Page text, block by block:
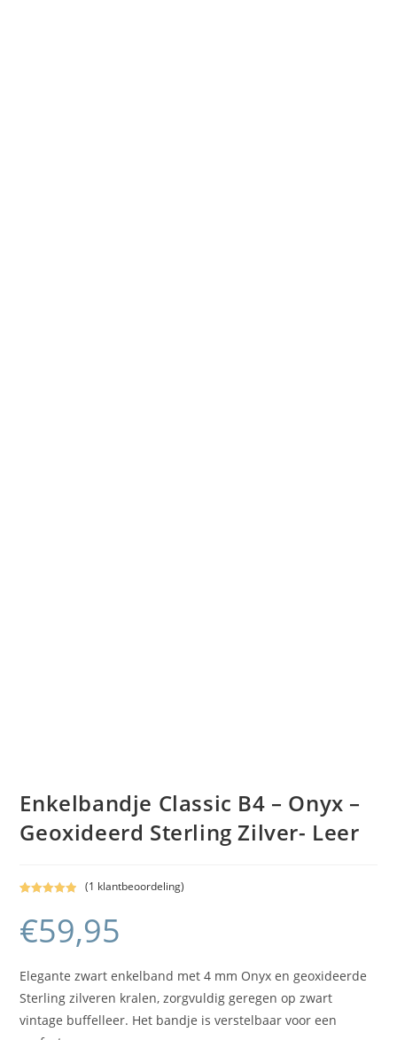
Enkelbandje Classic B4 – Onyx –
Geoxideerd Sterling Zilver- Leer
5.00 op 5
gebaseerd
waardering
(1 klantbeoordeling)
€59,95
Elegante zwart enkelband met 4 mm Onyx en geoxideerde
Sterling zilveren kralen, zorgvuldig geregen op zwart
vintage buffelleer. Het bandje is verstelbaar voor een